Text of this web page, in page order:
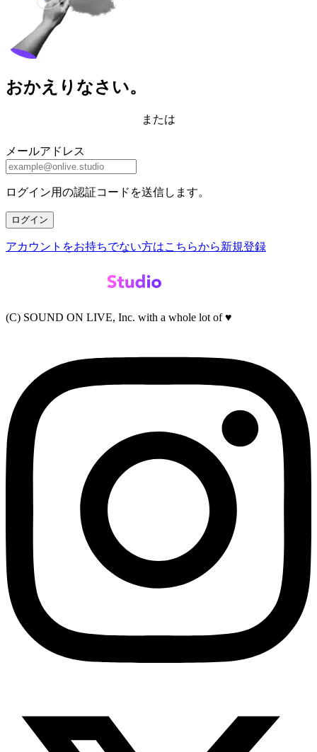
おかえりなさい。
または
メールアドレス
ログイン用の認証コードを送信します。
ログイン
アカウントをお持ちでない方はこちらから新規登録
(C) SOUND ON LIVE, Inc. with a whole lot of ♥